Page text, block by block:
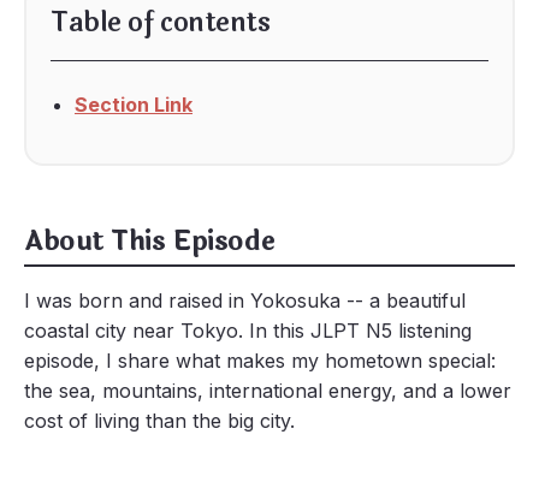
Table of contents
Section Link
About This Episode
I was born and raised in Yokosuka -- a beautiful
coastal city near Tokyo. In this JLPT N5 listening
episode, I share what makes my hometown special:
the sea, mountains, international energy, and a lower
cost of living than the big city.